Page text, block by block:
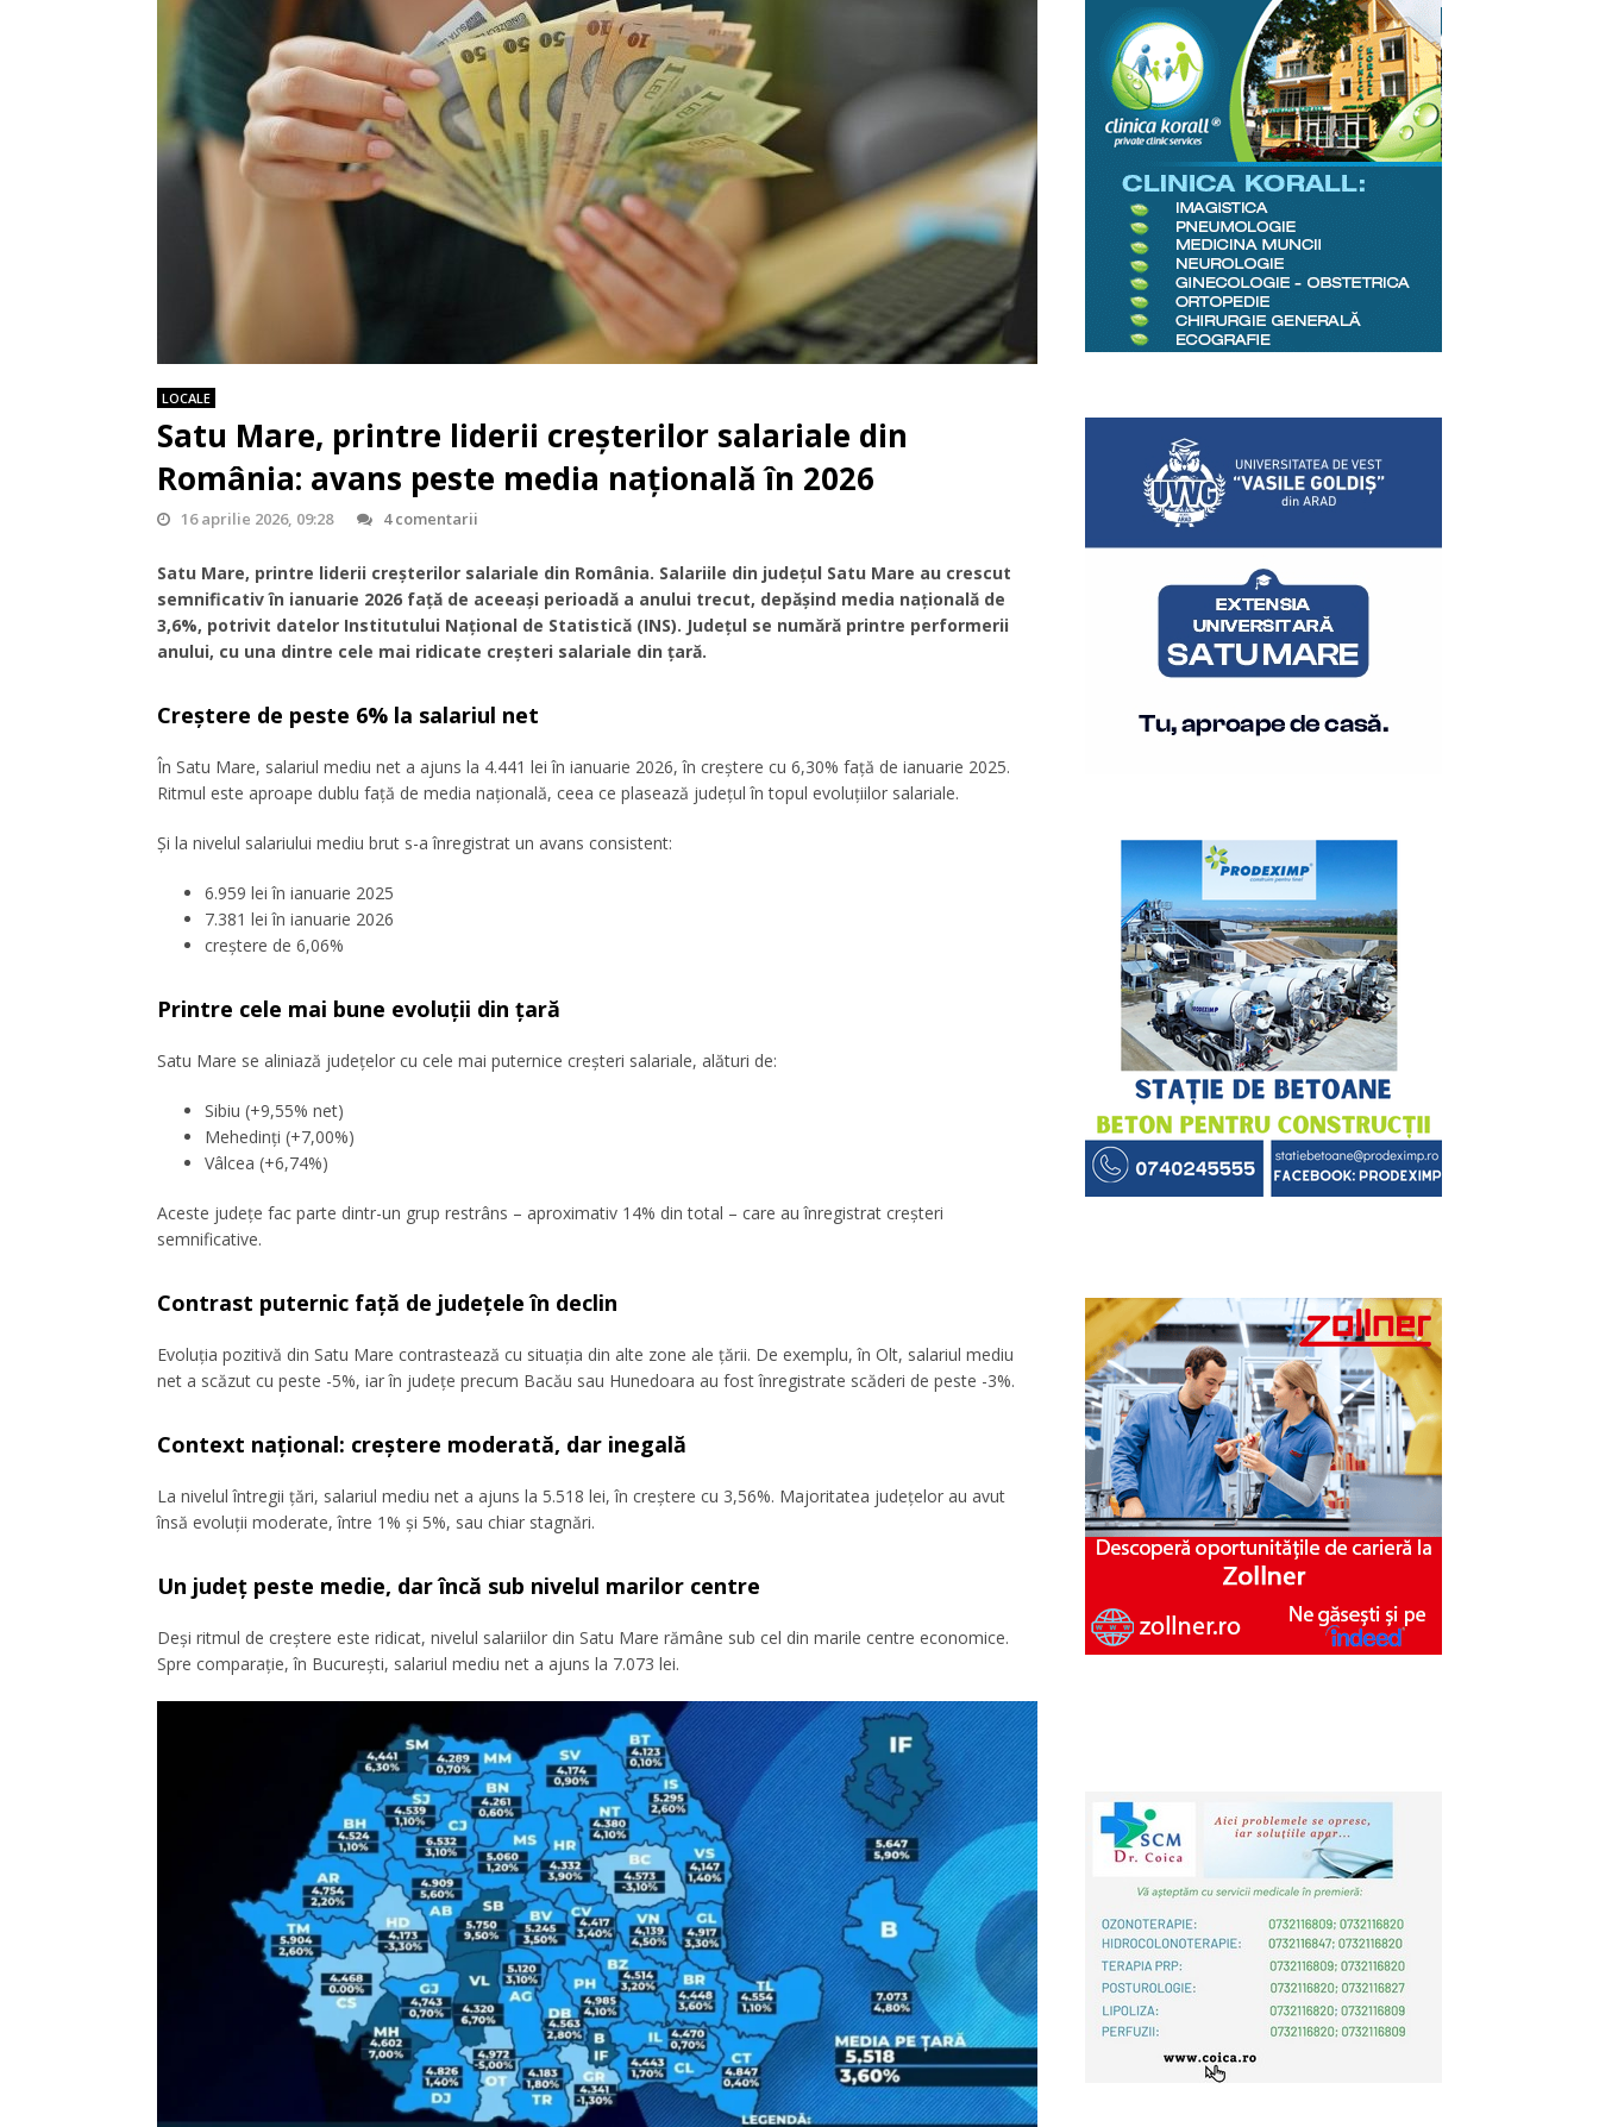
LOCALE
Satu Mare, printre liderii creșterilor salariale din
România: avans peste media națională în 2026
16 aprilie 2026, 09:28 4 comentarii
Satu Mare, printre liderii creșterilor salariale din România. Salariile din județul Satu Mare au crescut
semnificativ în ianuarie 2026 față de aceeași perioadă a anului trecut, depășind media națională de
3,6%, potrivit datelor Institutului Național de Statistică (INS). Județul se numără printre performerii
anului, cu una dintre cele mai ridicate creșteri salariale din țară.
Creștere de peste 6% la salariul net
În Satu Mare, salariul mediu net a ajuns la 4.441 lei în ianuarie 2026, în creștere cu 6,30% față de ianuarie 2025.
Ritmul este aproape dublu față de media națională, ceea ce plasează județul în topul evoluțiilor salariale.
Și la nivelul salariului mediu brut s-a înregistrat un avans consistent:
6.959 lei în ianuarie 2025
7.381 lei în ianuarie 2026
creștere de 6,06%
Printre cele mai bune evoluții din țară
Satu Mare se aliniază județelor cu cele mai puternice creșteri salariale, alături de:
Sibiu (+9,55% net)
Mehedinți (+7,00%)
Vâlcea (+6,74%)
Aceste județe fac parte dintr-un grup restrâns – aproximativ 14% din total – care au înregistrat creșteri
semnificative.
Contrast puternic față de județele în declin
Evoluția pozitivă din Satu Mare contrastează cu situația din alte zone ale țării. De exemplu, în Olt, salariul mediu
net a scăzut cu peste -5%, iar în județe precum Bacău sau Hunedoara au fost înregistrate scăderi de peste -3%.
Context național: creștere moderată, dar inegală
La nivelul întregii țări, salariul mediu net a ajuns la 5.518 lei, în creștere cu 3,56%. Majoritatea județelor au avut
însă evoluții moderate, între 1% și 5%, sau chiar stagnări.
Un județ peste medie, dar încă sub nivelul marilor centre
Deși ritmul de creștere este ridicat, nivelul salariilor din Satu Mare rămâne sub cel din marile centre economice.
Spre comparație, în București, salariul mediu net a ajuns la 7.073 lei.